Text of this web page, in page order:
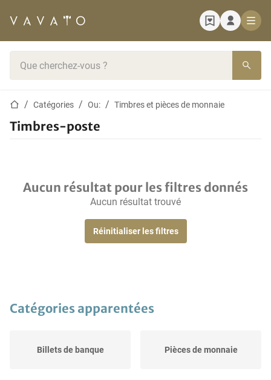
Page d'accueil
Catégories Ou: Timbres et pièces de monnaie
Timbres-poste
Aucun résultat pour les filtres donnés
Aucun résultat trouvé
Réinitialiser les filtres
Catégories apparentées
Billets de banque Pièces de monnaie